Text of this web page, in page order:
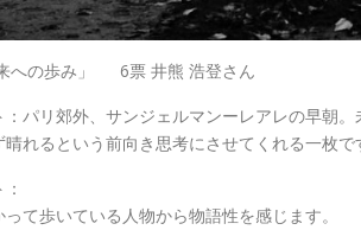
の歩み」 6票 井熊 浩登さん
パリ郊外、サンジェルマンーレアレの早朝
れるという前向き思考にさせてくれる一枚で
って歩いている人物から物語性を感じます。